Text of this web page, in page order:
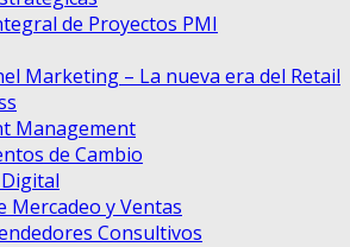
de Proyectos PMI
Marketing – La nueva era del Retail
Management
de Cambio
Mercadeo y Ventas
Consultivos